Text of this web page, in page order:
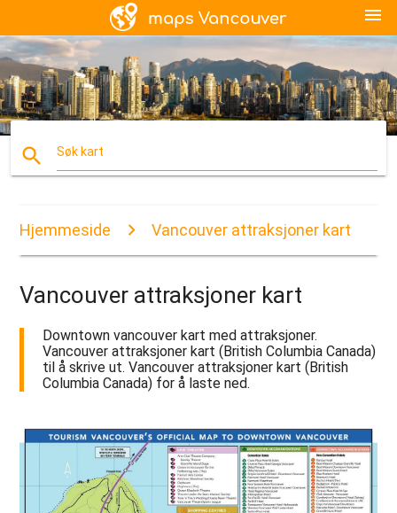
menu
search Søk kart
Hjemmeside Vancouver attraksjoner kart
Vancouver attraksjoner kart
Downtown vancouver kart med attraksjoner.
Vancouver attraksjoner kart (British Columbia Canada)
til å skrive ut. Vancouver attraksjoner kart (British
Columbia Canada) for å laste ned.